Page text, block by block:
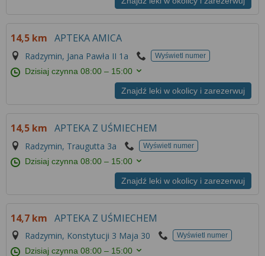
14,5 km APTEKA AMICA
Radzymin, Jana Pawła II 1a Wyświetl numer
Dzisiaj czynna08:00 – 15:00
Znajdź leki w okolicy i zarezerwuj
14,5 km APTEKA Z UŚMIECHEM
Radzymin, Traugutta 3a Wyświetl numer
Dzisiaj czynna08:00 – 15:00
Znajdź leki w okolicy i zarezerwuj
14,7 km APTEKA Z UŚMIECHEM
Radzymin, Konstytucji 3 Maja 30 Wyświetl numer
Dzisiaj czynna08:00 – 15:00